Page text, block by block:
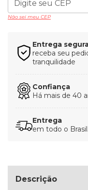
Não sei meu CEP
Entrega
receba seu
tranquilidade
Confiança
Há mais de 40
Entrega
em todo o Brasil.
Descrição